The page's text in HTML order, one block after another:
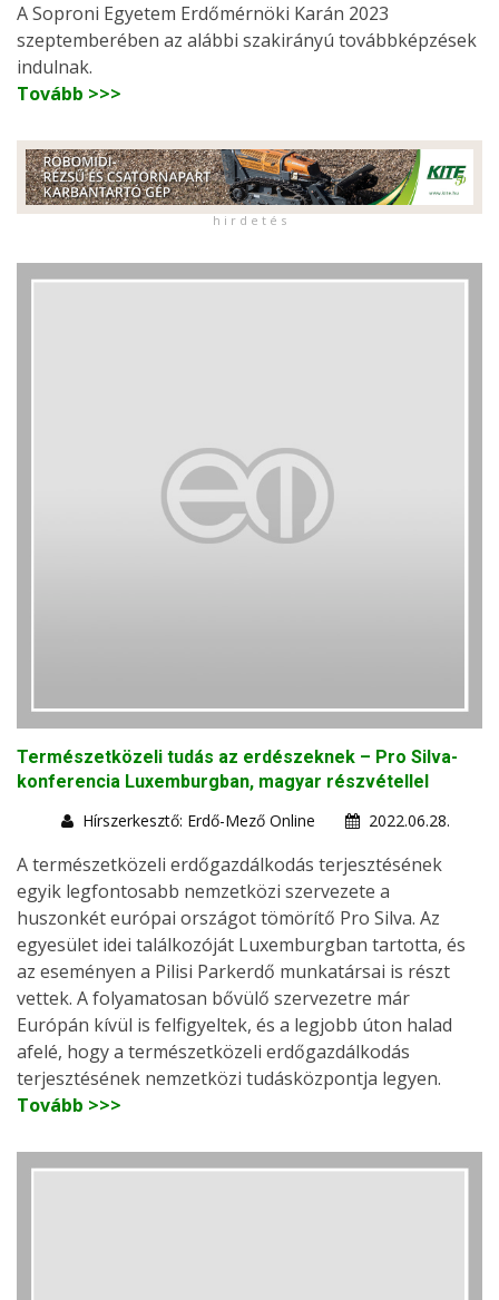
A Soproni Egyetem Erdőmérnöki Karán 2023
szeptemberében az alábbi szakirányú továbbképzések
indulnak.
Tovább >>>
h i r d e t é s
Természetközeli tudás az erdészeknek – Pro Silva-
konferencia Luxemburgban, magyar részvétellel
Hírszerkesztő: Erdő-Mező Online
2022.06.28.
A természetközeli erdőgazdálkodás terjesztésének
egyik legfontosabb nemzetközi szervezete a
huszonkét európai országot tömörítő Pro Silva. Az
egyesület idei találkozóját Luxemburgban tartotta, és
az eseményen a Pilisi Parkerdő munkatársai is részt
vettek. A folyamatosan bővülő szervezetre már
Európán kívül is felfigyeltek, és a legjobb úton halad
afelé, hogy a természetközeli erdőgazdálkodás
terjesztésének nemzetközi tudásközpontja legyen.
Tovább >>>